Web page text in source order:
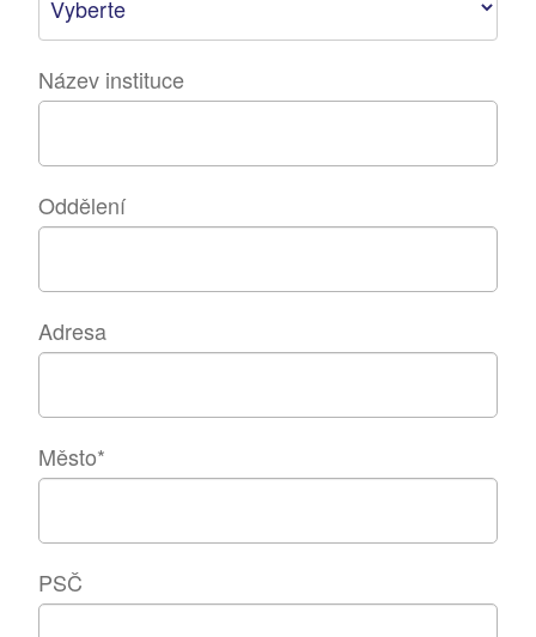
Název instituce
Oddělení
Adresa
Město*
PSČ